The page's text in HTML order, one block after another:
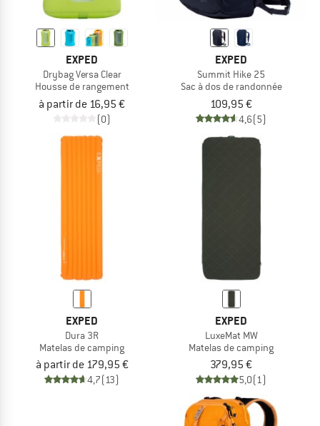
EXPED
Drybag Versa Clear
Housse de rangement
à partir de 16,95 €
(0)
EXPED
Summit Hike 25
Sac à dos de randonnée
109,95 €
4,6(5)
EXPED
Dura 3R
Matelas de camping
à partir de 179,95 €
4,7(13)
EXPED
LuxeMat MW
Matelas de camping
379,95 €
5,0(1)